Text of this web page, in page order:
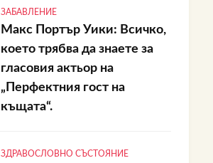
ЗАБАВЛЕНИЕ
Макс Портър Уики: Всичко,
което трябва да знаете за
гласовия актьор на
„Перфектния гост на
къщата“.
ЗДРАВОСЛОВНО СЪСТОЯНИЕ